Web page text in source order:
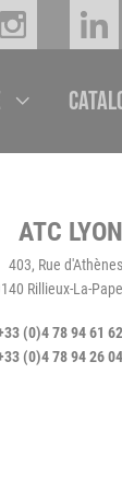
ATC LYON
403, Rue d'Athènes
Rillieux-La-Pape
(0)4 78 94 61 62
(0)4 78 94 26 04